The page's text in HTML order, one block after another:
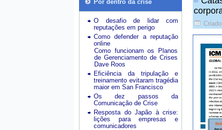
Por dentro da crise
O desafio de lidar com
reputações em perigo
Como defender a reputação
online
Como funcionam os Planos
de Gerenciamento de Crises
Dave Roos
Eficiência da tripulação e
treinamento evitaram tragédia
maior em San Francisco
Os dez passos da
Comunicação de Crise
Resposta do Japão à crise:
lições para empresas e
comunicadores